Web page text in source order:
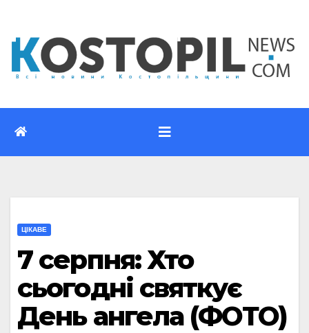
вмісту
ЦІКАВЕ
7 серпня: Хто
сьогодні святкує
День ангела (ФОТО)